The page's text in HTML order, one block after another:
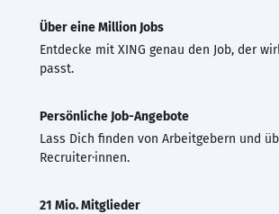
Über eine Million Jobs
Entdecke mit XING genau den Job, der
passt.
Persönliche Job-Angebote
Lass Dich finden von Arbeitgebern und
Recruiter·innen.
21 Mio. Mitglieder